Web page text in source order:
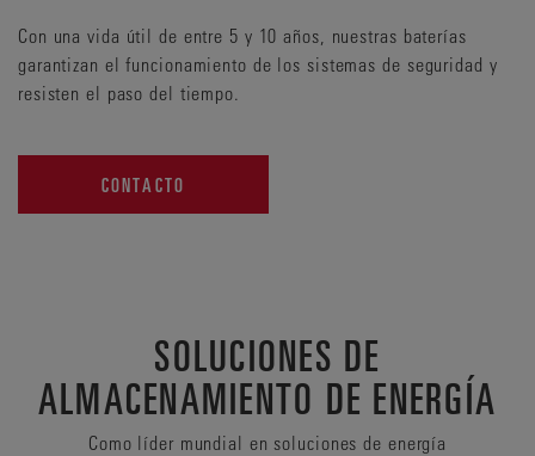
Con una vida útil de entre 5 y 10 años, nuestras baterías
garantizan el funcionamiento de los sistemas de seguridad y
resisten el paso del tiempo.
CONTACTO
SOLUCIONES DE
ALMACENAMIENTO DE ENERGÍA
Como líder mundial en soluciones de energía